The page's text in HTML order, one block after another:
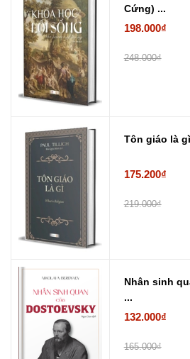
Cứng) ...
198.000₫
248.000₫
Tôn giáo là
175.200₫
219.000₫
Nhân sinh
...
132.000₫
165.000₫